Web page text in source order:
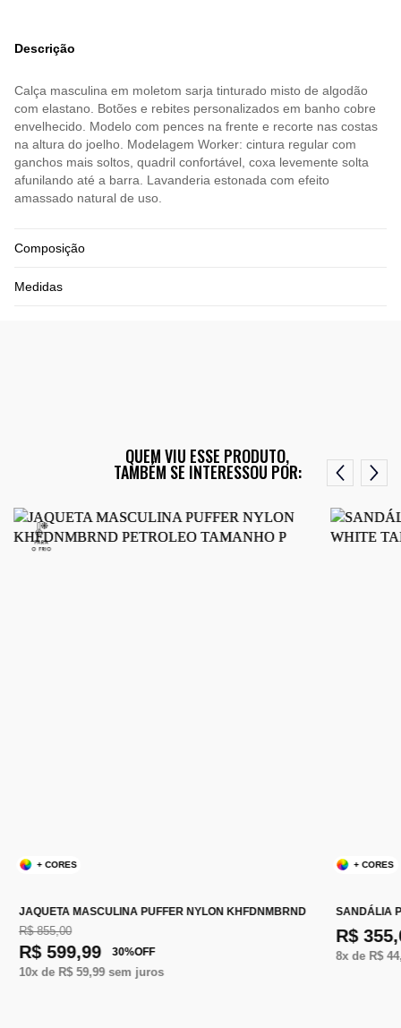
Descrição
Calça masculina em moletom sarja tinturado misto de algodão
com elastano. Botões e rebites personalizados em banho cobre
envelhecido. Modelo com pences na frente e recorte nas costas
na altura do joelho. Modelagem Worker: cintura regular com
ganchos mais soltos, quadril confortável, coxa levemente solta
afunilando até a barra. Lavanderia estonada com efeito
amassado natural de uso.
Composição
Medidas
QUEM VIU ESSE PRODUTO,
TAMBÉM SE INTERESSOU POR:
+ CORES
JAQUETA MASCULINA PUFFER NYLON KHFDNMBRND
R$ 855,00
R$ 599,99 30%OFF
10x de R$ 59,99sem juros
+ CORES
SANDÁLIA
R$
8x de R$